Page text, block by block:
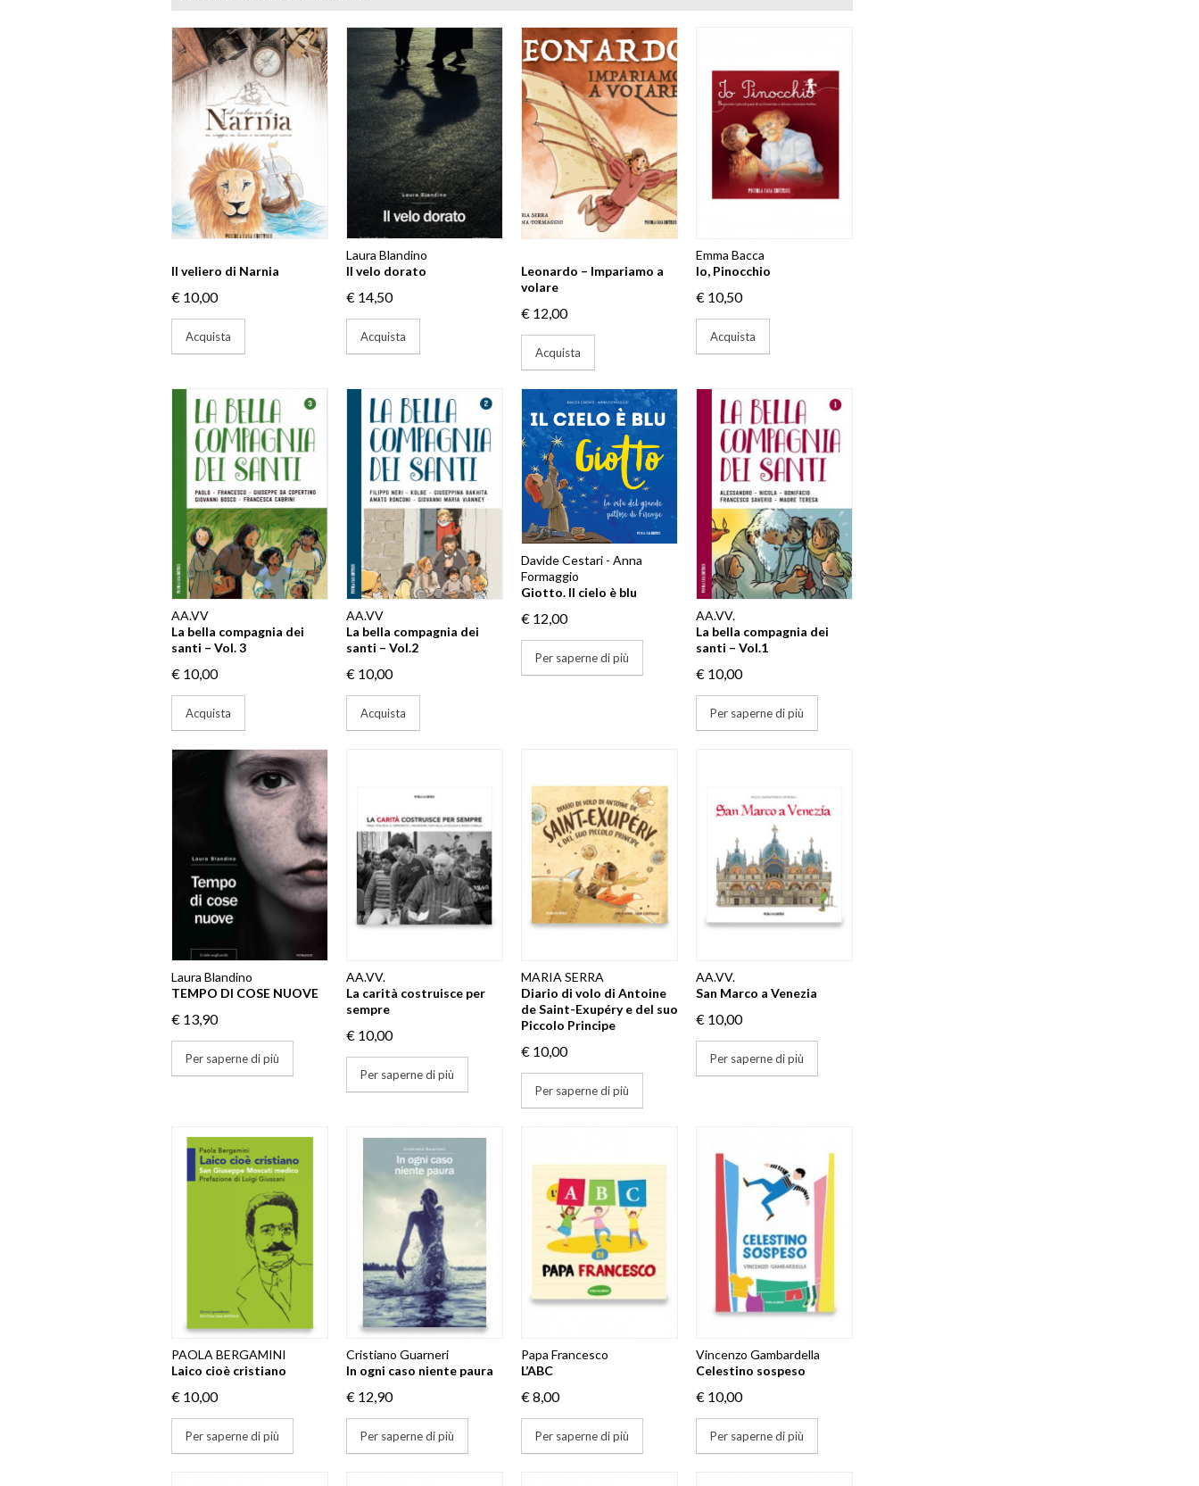
Il veliero di Narnia
€ 10,00
Acquista
Laura Blandino
Il velo dorato
€ 14,50
Acquista
Leonardo – Impariamo a
volare
€ 12,00
Acquista
Emma Bacca
Io, Pinocchio
€ 10,50
Acquista
AA.VV
La bella compagnia dei
santi – Vol. 3
€ 10,00
Acquista
AA.VV
La bella compagnia dei
santi – Vol.2
€ 10,00
Acquista
Davide Cestari - Anna
Formaggio
Giotto. Il cielo è blu
€ 12,00
Per saperne di più
AA.VV.
La bella compagnia dei
santi – Vol.1
€ 10,00
Per saperne di più
Laura Blandino
TEMPO DI COSE NUOVE
€ 13,90
Per saperne di più
AA.VV.
La carità costruisce per
sempre
€ 10,00
Per saperne di più
MARIA SERRA
Diario di volo di Antoine
de Saint-Exupéry e del suo
Piccolo Principe
€ 10,00
Per saperne di più
AA.VV.
San Marco a Venezia
€ 10,00
Per saperne di più
PAOLA BERGAMINI
Laico cioè cristiano
€ 10,00
Per saperne di più
Cristiano Guarneri
In ogni caso niente paura
€ 12,90
Per saperne di più
Papa Francesco
L’ABC
€ 8,00
Per saperne di più
Vincenzo Gambardella
Celestino sospeso
€ 10,00
Per saperne di più